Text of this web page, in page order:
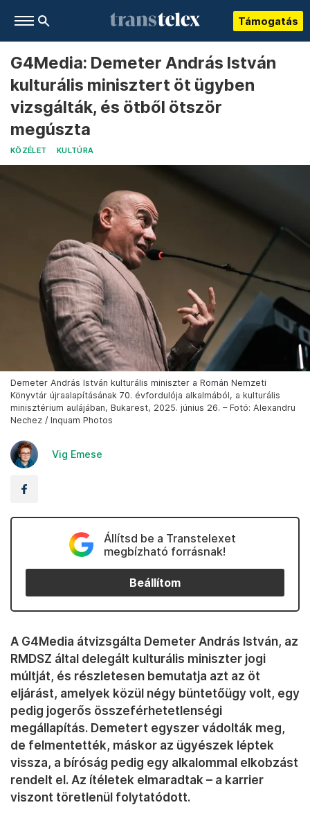
Támogatás
G4Media: Demeter András István
kulturális minisztert öt ügyben
vizsgálták, és ötből ötször
megúszta
KÖZÉLET KULTÚRA
Demeter András István kulturális miniszter a Román Nemzeti
Könyvtár újraalapításának 70. évfordulója alkalmából, a kulturális
minisztérium aulájában, Bukarest, 2025. június 26. – Fotó: Alexandru
Nechez / Inquam Photos
Vig Emese
Állítsd be a Transtelexet
megbízható forrásnak!
Beállítom
A G4Media átvizsgálta Demeter András István, az
RMDSZ által delegált kulturális miniszter jogi
múltját, és részletesen bemutatja azt az öt
eljárást, amelyek közül négy büntetőügy volt, egy
pedig jogerős összeférhetetlenségi
megállapítás. Demetert egyszer vádolták meg,
de felmentették, máskor az ügyészek léptek
vissza, a bíróság pedig egy alkalommal elkobzást
rendelt el. Az ítéletek elmaradtak – a karrier
viszont töretlenül folytatódott.